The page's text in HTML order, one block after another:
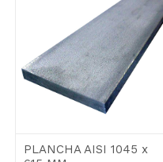
PLANCHA AISI 1045 x